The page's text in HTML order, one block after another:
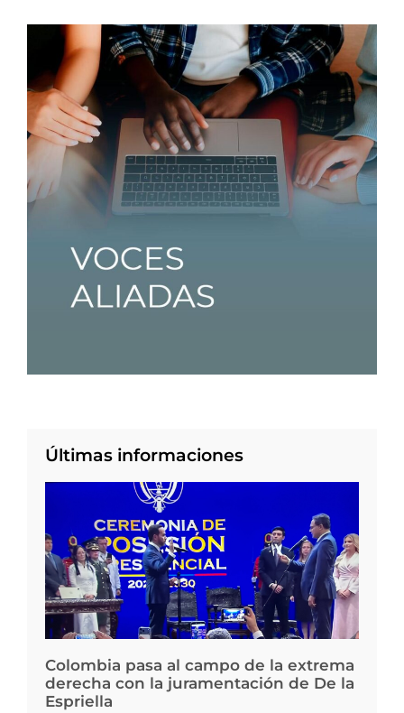
Últimas informaciones
Colombia pasa al campo de la extrema
derecha con la juramentación de De la
Espriella